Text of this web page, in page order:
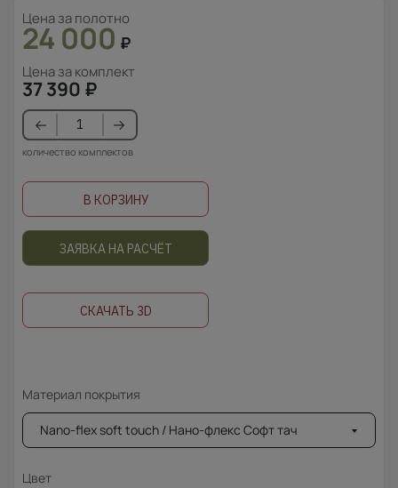
Цена за полотно
24 000 ₽
Цена за комплект
37 390 ₽
количество комплектов
В КОРЗИНУ
ЗАЯВКА НА РАСЧЁТ
СКАЧАТЬ 3D
Материал покрытия
Nano-flex soft touch / Нано-флекс Софт тач
Цвет